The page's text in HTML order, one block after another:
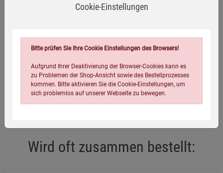
Birkengold ® Zahnpulver
(91)
Wird oft zusammen bestellt:
Cookie-Einstellungen
Bitte prüfen Sie Ihre Cookie Einstellungen des Browsers!
Aufgrund Ihrer Deaktivierung der Browser-Cookies kann es
zu Problemen der Shop-Ansicht sowie des Bestellprozesses
kommen. Bitte aktivieren Sie die Cookie-Einstellungen, um
sich problemlos auf unserer Webseite zu bewegen.